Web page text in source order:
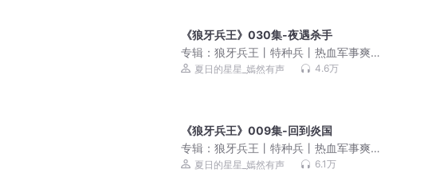
《狼牙兵王》030集-夜遇杀手
专辑： 狼牙兵王丨特种兵丨热血军事爽
文丨雇佣兵丨战争幻想丨多人有声剧
夏日的星星_嫣然有声 4.6万
《狼牙兵王》009集-回到炎国
专辑： 狼牙兵王丨特种兵丨热血军事爽
文丨雇佣兵丨战争幻想丨多人有声剧
夏日的星星_嫣然有声 6.1万